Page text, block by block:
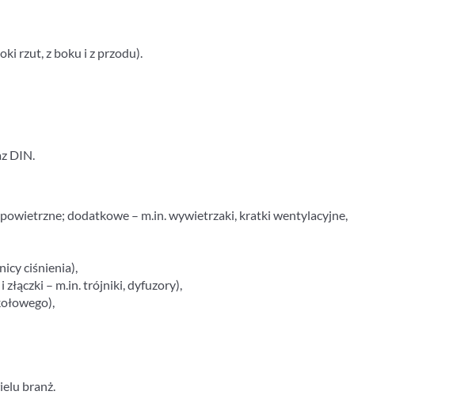
rzut, z boku i z przodu).
DIN.
dodatkowe – m.in. wywietrzaki, kratki wentylacyjne,
ciśnienia),
– m.in. trójniki, dyfuzory),
branż.